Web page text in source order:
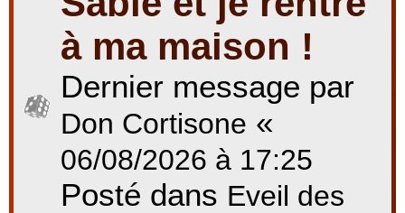
à ma maison !
Dernier message par
Don Cortisone «
06/08/2026 à 17:25
Posté dans Eveil des